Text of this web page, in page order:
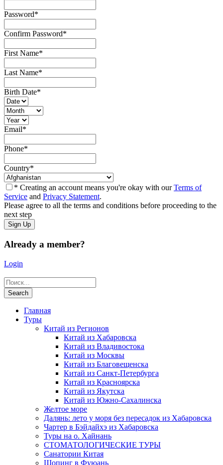
Password*
Confirm Password*
First Name*
Last Name*
Birth Date*
Email*
Phone*
Country*
* Creating an account means you're okay with ourTerms of
Service and Privacy Statement.
Please agree to all the terms and conditions before proceeding to the
next step
Already a member?
Login
Главная
Туры
Китай из Регионов
Китай из Хабаровска
Китай из Владивостока
Китай из Москвы
Китай из Благовещенска
Китай из Санкт-Петербурга
Китай из Красноярска
Китай из Якутска
Китай из Южно-Сахалинска
Желтое море
Далянь: лето у моря без пересадок из Хабаровска
Чартер в Бэйдайхэ из Хабаровска
Туры на о. Хайнань
СТОМАТОЛОГИЧЕСКИЕ ТУРЫ
Санатории Китая
Шопинг в Фуюань